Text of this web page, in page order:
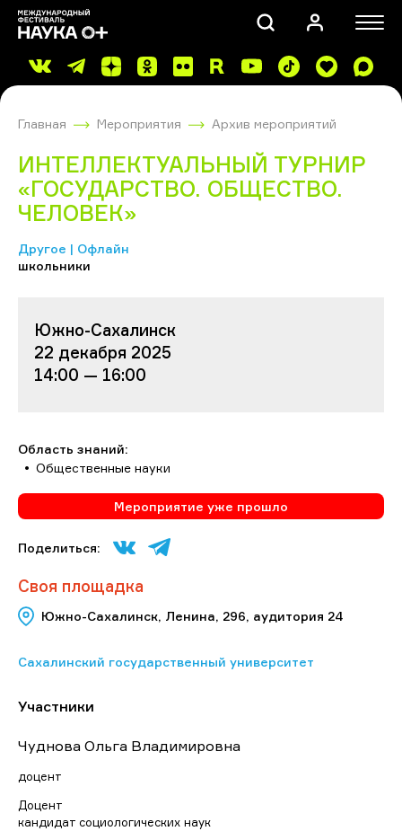
Главная Мероприятия Архив мероприятий
ИНТЕЛЛЕКТУАЛЬНЫЙ ТУРНИР
«ГОСУДАРСТВО. ОБЩЕСТВО.
ЧЕЛОВЕК»
Другое | Офлайн
школьники
Южно-Сахалинск
22 декабря 2025
14:00 — 16:00
Область знаний:
Общественные науки
Мероприятие уже прошло
Поделиться:
Своя площадка
Южно-Сахалинск, Ленина, 296, аудитория 24
Сахалинский государственный университет
Участники
Чуднова Ольга Владимировна
доцент
Доцент
кандидат социологических наук